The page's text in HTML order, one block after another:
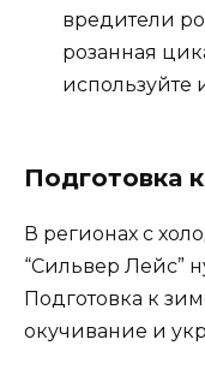
вредители
розанная
используйте
Подготовка
В регионах с
“Сильвер Лейс”
Подготовка к
окучивание и